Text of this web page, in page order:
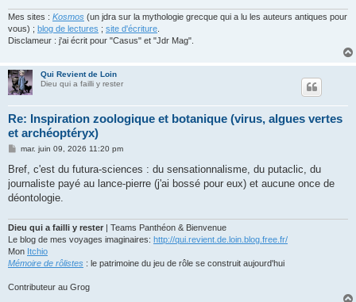
Mes sites : Kosmos (un jdra sur la mythologie grecque qui a lu les auteurs antiques pour
vous) ; blog de lectures ; site d'écriture
Disclameur : j'ai écrit pour "Casus" et "Jdr Mag".
Qui Revient de Loin
Dieu qui a failli y rester
Re: Inspiration zoologique et botanique (virus, algues vertes
et archéoptéryx)
M
s
a
g
mar. juin 09, 2026 11:20 pm
Bref, c'est du futura-sciences : du sensationnalisme, du putaclic, du
journaliste payé au lance-pierre (j'ai bossé pour eux) et aucune once de
déontologie.
Dieu qui a failli y rester | Teams Panthéon & Bienvenue
Le blog de mes voyages imaginaires: http://qui.revient.de.loin.blog.free.fr/
Mon Itchio
Mémoire de rôlistes : le patrimoine du jeu de rôle se construit aujourd'hui
Contributeur au Grog